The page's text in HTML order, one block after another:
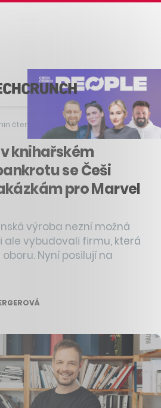
čtení
knihařském
se Češi
pro Marvel
výroba nezní možná
ale vybudovali firmu, která
Nyní posilují na